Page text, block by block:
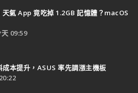
氣 App 竟吃掉 1.2GB 記憶體？macOS
09:59
成本提升，ASUS 率先調漲主機板